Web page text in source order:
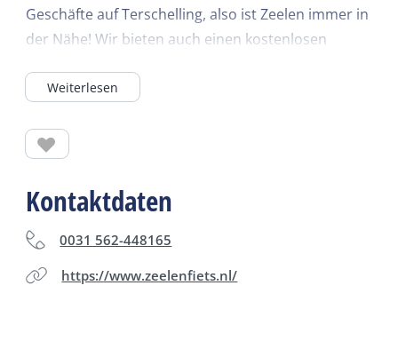
Geschäfte auf Terschelling, also ist Zeelen immer in
der Nähe! Wir bieten auch einen kostenlosen
7 Tage mieten, zahlen Sie nur 5! Große Auswahl an
Lastenräder und Kinderfahrräder. Zeelen West-
Terschelling, Willembarentszkade 15, Zeelen
Midsland-Noord, Heereweg 30, Zeelen Formerum,
Formerum 39, Zeelen Lies, Lies 8, Zeelen
Oosterend, Oosterend 8.
Weiterlesen
Kontaktdaten
0031 562-448165
https://www.zeelenfiets.nl/